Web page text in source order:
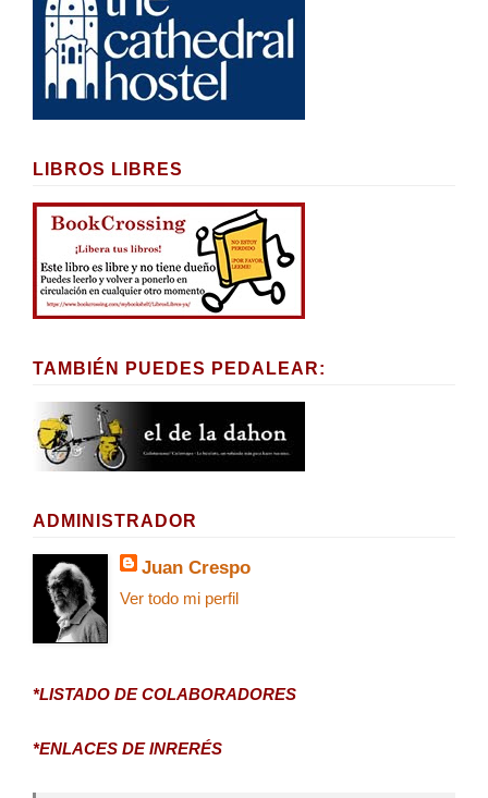
LIBROS LIBRES
TAMBIÉN PUEDES PEDALEAR:
ADMINISTRADOR
Juan Crespo
Ver todo mi perfil
*LISTADO DE COLABORADORES
*ENLACES DE INRERÉS